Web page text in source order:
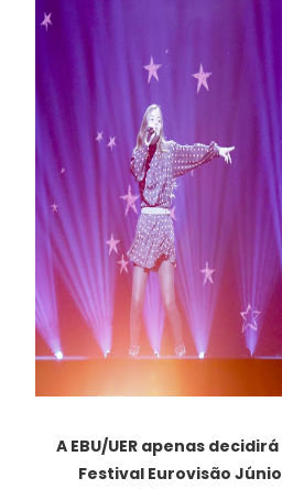
A EBU/UER apenas
Festival Eurovisão